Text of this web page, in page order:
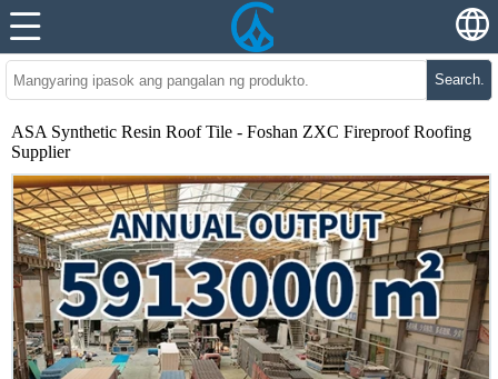
Search.
ASA Synthetic Resin Roof Tile - Foshan ZXC Fireproof Roofing
Supplier